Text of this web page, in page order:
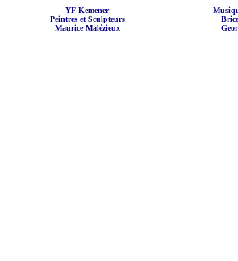
YF Kemener
Peintres et Sculpteurs
Maurice Malézieux